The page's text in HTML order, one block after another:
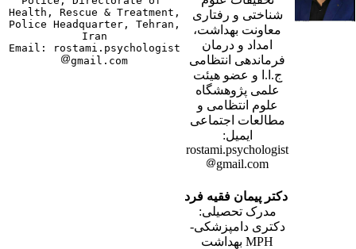
شناختی و رفتاری
معاونت بهداشت،
امداد و درمان
فرماندهی انتظامی
ج.ا.ا و عضو هیئت
علمی پژوهشگاه
علوم انتظامی و
مطالعات اجتماعی
ایمیل:
rostami.psychologist
gmail.com
Health, Rescue & Treatment,
Police Headquarter, Tehran,
Iran
Email: rostami.psychologist
gmail.com
دکتر پیمان فقیه فرد
مدرک تحصیلی:
دکتری دامپزشکی-
MPH بهداشت